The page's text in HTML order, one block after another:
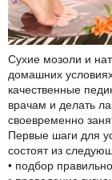
Сухие мозоли и
домашних
качественные
врачам и делать
своевременно
Первые шаги для
состоят из
• подбор